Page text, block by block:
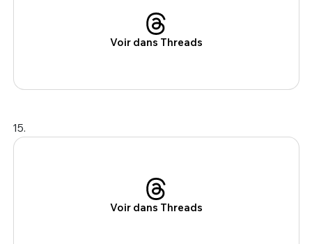
Voir dans Threads
15.
Voir dans Threads